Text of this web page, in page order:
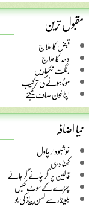
مقبول ترین
قبض کا علاج
دمہ کا علاج
رنگت نکھاریں
موٹا ہونے کی ترکیب
اپنا خون صاف کیجئے
نیا اضافہ
خوشبودار چاول
کھٹا دہی
قالین پر اگر چائے گر جائے
چمڑے کے سوٹ کیس
بلینڈر سے لہسن پیاز کی بو